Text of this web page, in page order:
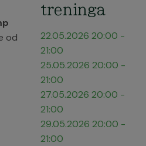
od
treninga
22.05.2026 20:00 -
21:00
25.05.2026 20:00 -
21:00
27.05.2026 20:00 -
21:00
29.05.2026 20:00 -
21:00